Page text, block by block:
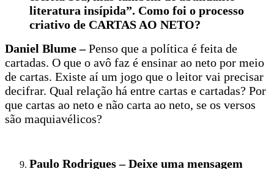
literatura insípida”. Como foi o processo
criativo de CARTAS AO NETO?
Daniel Blume –Penso que a política é feita de
cartadas. O que o avô faz é ensinar ao neto por meio
de cartas. Existe aí um jogo que o leitor vai precisar
decifrar. Qual relação há entre cartas e cartadas? Por
que cartas ao neto e não carta ao neto, se os versos
são maquiavélicos?
Paulo Rodrigues – Deixe uma mensagem